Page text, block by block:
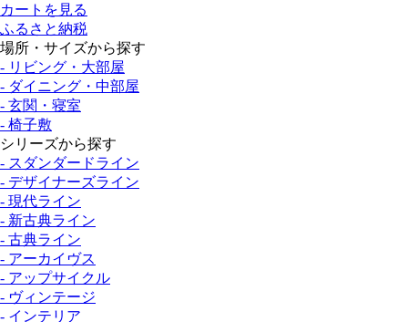
カートを見る
ふるさと納税
場所・サイズから探す
- リビング・大部屋
- ダイニング・中部屋
- 玄関・寝室
- 椅子敷
シリーズから探す
- スダンダードライン
- デザイナーズライン
- 現代ライン
- 新古典ライン
- 古典ライン
- アーカイヴス
- アップサイクル
- ヴィンテージ
- インテリア